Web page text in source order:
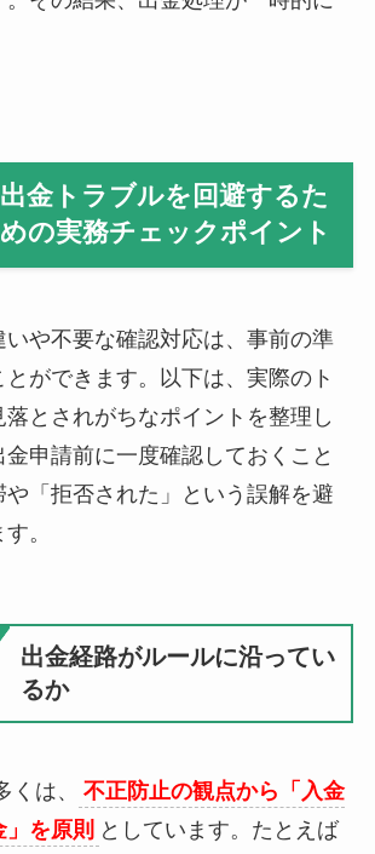
出金トラブルを回避するた
めの実務チェックポイント
いや不要な確認対応は、事前の準
ができます。以下は、実際のト
落とされがちなポイントを整理し
申請前に一度確認しておくこと
や「拒否された」という誤解を避
。
出金経路がルールに沿ってい
るか
は、
不正防止の観点から「入金
を原則 としています。たとえば